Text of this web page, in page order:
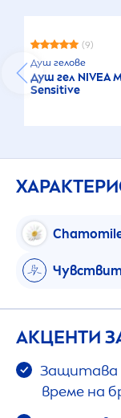
(9)
Душ гелове
Душ гел NIVEA
Sensitive
АКЦЕНТИ
Защитава
време на